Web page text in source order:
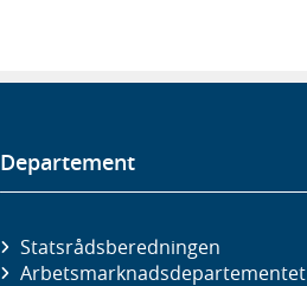
Departement
Statsrådsberedningen
Arbetsmarknads­departementet